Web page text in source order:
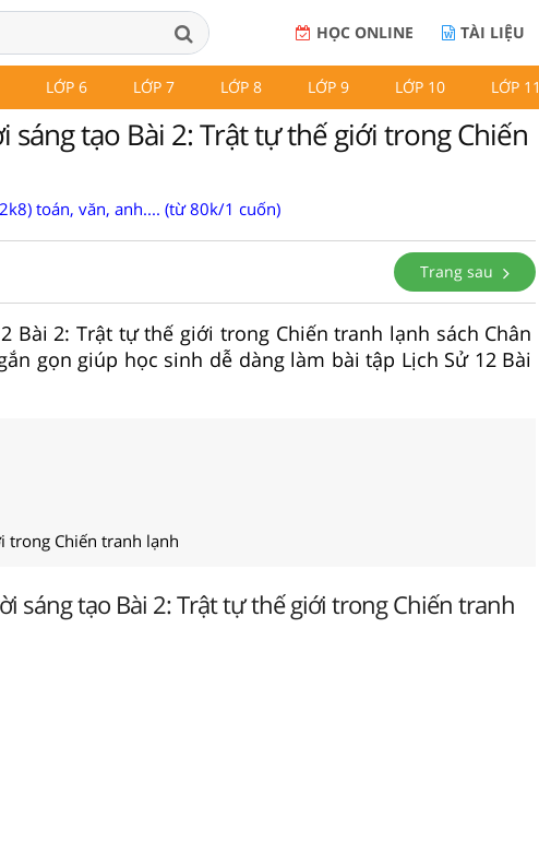
HỌC ONLINE TÀI LIỆU
LỚP 6 LỚP 7 LỚP 8 LỚP 9 LỚP 10 LỚP 11
sáng tạo Bài 2: Trật tự thế giới trong Chiến
toán, văn, anh.... (từ 80k/1 cuốn)
Trang sau
Bài 2: Trật tự thế giới trong Chiến tranh lạnh sách Chân
gọn giúp học sinh dễ dàng làm bài tập Lịch Sử 12 Bài
trong Chiến tranh lạnh
sáng tạo Bài 2: Trật tự thế giới trong Chiến tranh